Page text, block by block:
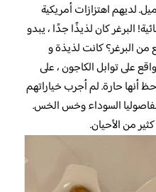
لديهم اهتزازات أمريكية
البرغر كان لذيذًا جدًا ، يبدو
البرغر؟ كانت لذيذة و
على توابل الكاجون ، على
أنها حارة. لم أجرب خياراتهم
السوداء وخس الخس.
من الأحيان.